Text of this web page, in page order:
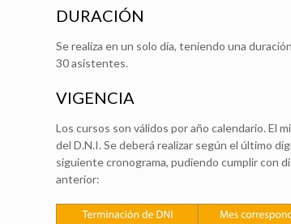
DURACIÓN
Se realiza en un solo día, teniendo una
30 asistentes.
VIGENCIA
Los cursos son válidos por año calendario. El
del D.N.I. Se deberá realizar según el último
siguiente cronograma, pudiendo cumplir con
anterior: